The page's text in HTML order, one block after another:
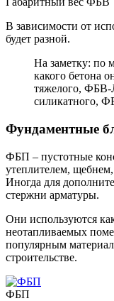
В зависимости от
будет разной.
На заметку: по
какого бетона
тяжелого,
силикатного,
Фундаментные
ФБП – пустотные
утеплителем,
Иногда для
стержни арматуры.
Они используются
неотапливаемых
популярным
строительстве.
ФБП